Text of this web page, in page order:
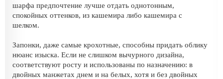
шарфа предпочтение лучше отдать однотонным,
спокойных оттенков, из кашемира либо кашемира с
шелком.
Запонки, даже самые крохотные, способны придать облику
нюанс изыска. Если не слишком вычурного дизайна,
соответствуют росту и использованы по назначению: в
двойных манжетах днем и на белых, хотя и без двойных